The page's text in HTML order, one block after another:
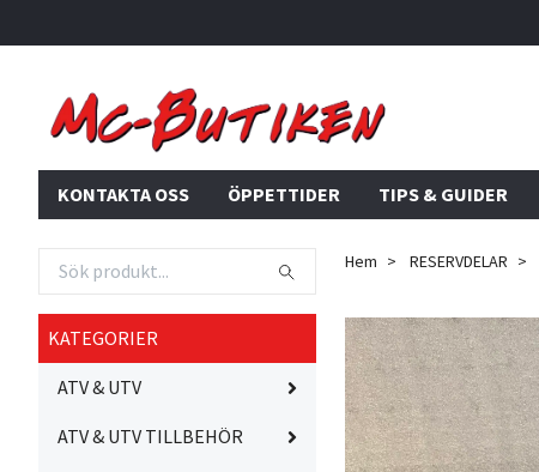
KONTAKTA OSS ÖPPETTIDER TIPS & GUIDER
KATEGORIER
ATV & UTV
ATV & UTV TILLBEHÖR
Hem RESERVDELAR